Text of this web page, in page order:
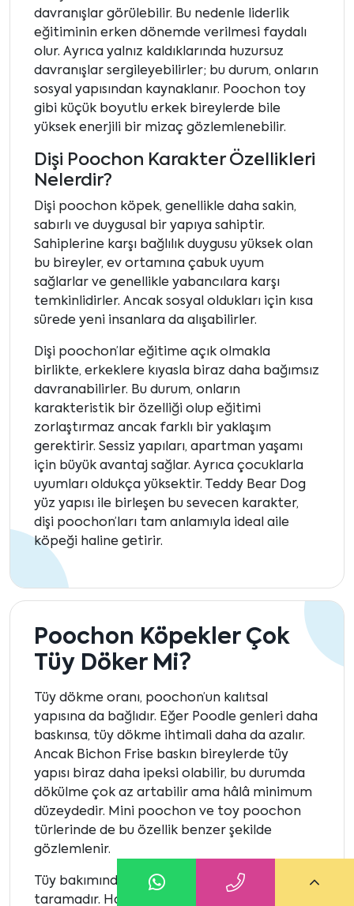
davranışlar görülebilir. Bu nedenle liderlik
eğitiminin erken dönemde verilmesi faydalı
olur. Ayrıca yalnız kaldıklarında huzursuz
davranışlar sergileyebilirler; bu durum, onların
sosyal yapısından kaynaklanır. Poochon toy
gibi küçük boyutlu erkek bireylerde bile
yüksek enerjili bir mizaç gözlemlenebilir.
Dişi Poochon Karakter Özellikleri
Nelerdir?
Dişi poochon köpek, genellikle daha sakin,
sabırlı ve duygusal bir yapıya sahiptir.
Sahiplerine karşı bağlılık duygusu yüksek olan
bu bireyler, ev ortamına çabuk uyum
sağlarlar ve genellikle yabancılara karşı
temkinlidirler. Ancak sosyal oldukları için kısa
sürede yeni insanlara da alışabilirler.
Dişi poochon’lar eğitime açık olmakla
birlikte, erkeklere kıyasla biraz daha bağımsız
davranabilirler. Bu durum, onların
karakteristik bir özelliği olup eğitimi
zorlaştırmaz ancak farklı bir yaklaşım
gerektirir. Sessiz yapıları, apartman yaşamı
için büyük avantaj sağlar. Ayrıca çocuklarla
uyumları oldukça yüksektir. Teddy Bear Dog
yüz yapısı ile birleşen bu sevecen karakter,
dişi poochon’ları tam anlamıyla ideal aile
köpeği haline getirir.
Poochon Köpekler Çok
Tüy Döker Mi?
Tüy dökme oranı, poochon’un kalıtsal
yapısına da bağlıdır. Eğer Poodle genleri daha
baskınsa, tüy dökme ihtimali daha da azalır.
Ancak Bichon Frise baskın bireylerde tüy
yapısı biraz daha ipeksi olabilir, bu durumda
dökülme çok az artabilir ama hâlâ minimum
düzeydedir. Mini poochon ve toy poochon
türlerinde de bu özellik benzer şekilde
gözlemlenir.
Tüy bakımında en önemli husus, düzenli
taramadır. Haftada en az 3 kez yapılan